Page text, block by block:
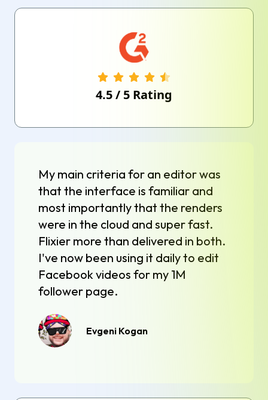
4.5/ 5 Rating
My main criteria for an editor was
that the interface is familiar and
most importantly that the renders
were in the cloud and super fast.
Flixier more than delivered in both.
I've now been using it daily to edit
Facebook videos for my 1M
follower page.
Evgeni Kogan